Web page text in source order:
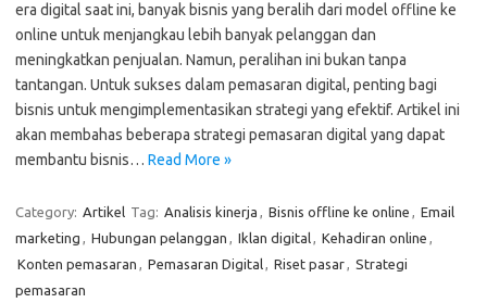
era digital saat ini, banyak bisnis yang beralih dari model offline ke
online untuk menjangkau lebih banyak pelanggan dan
meningkatkan penjualan. Namun, peralihan ini bukan tanpa
tantangan. Untuk sukses dalam pemasaran digital, penting bagi
bisnis untuk mengimplementasikan strategi yang efektif. Artikel ini
akan membahas beberapa strategi pemasaran digital yang dapat
membantu bisnis… Read More »
Category: Artikel Tag: Analisis kinerja , Bisnis offline ke online , Email
marketing , Hubungan pelanggan , Iklan digital, Kehadiran online ,
Konten pemasaran , Pemasaran Digital, Riset pasar, Strategi
pemasaran